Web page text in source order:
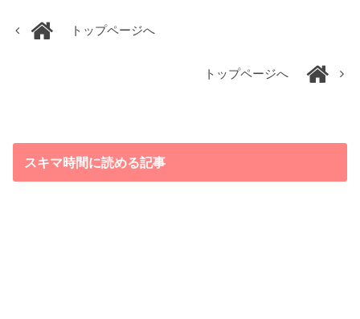
トップページへ
トップページへ
スキマ時間に読める記事